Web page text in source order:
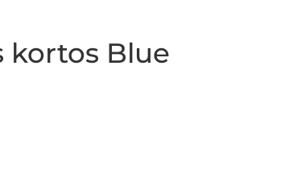
kortos Blue